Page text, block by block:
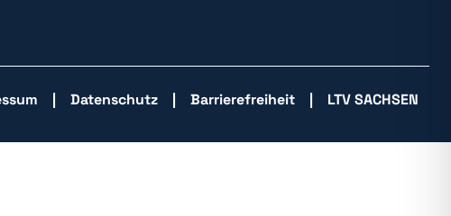
Datenschutz Barrierefreiheit LTV SACHSEN